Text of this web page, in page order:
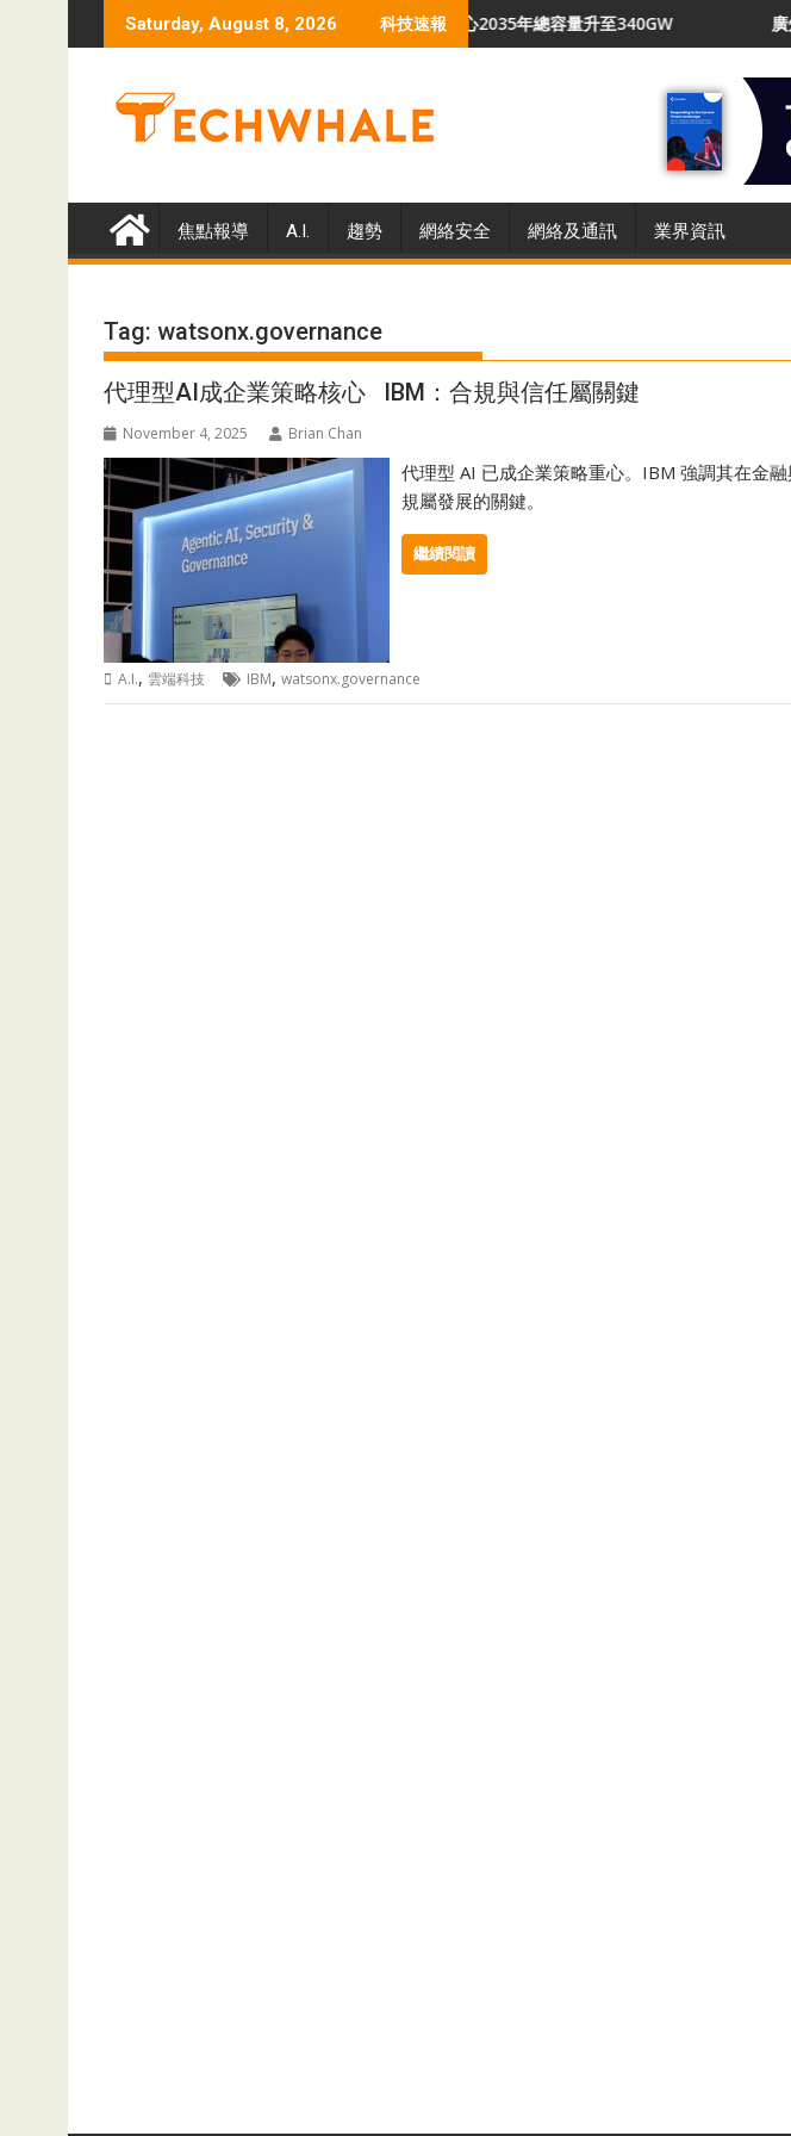
to
Saturday, August 8, 2026 科技速報
巴揭示VoidLink勒索軟件危機羅蘭貝格預測 全球數據中心2035年總容量升至340GW 廣州直擊
焦點報導 A.I. 趨勢 網絡安全 網絡及通訊 業界資訊
Tag: watsonx.governance
代理型AI成企業策略核心 IBM：合規與信任屬關鍵
November 4, 2025 Brian Chan
代理型 AI 已成企業策略重心。IBM 強調其在金
規屬發展的關鍵。
繼續閱讀
A.I., 雲端科技 IBM, watsonx.governance